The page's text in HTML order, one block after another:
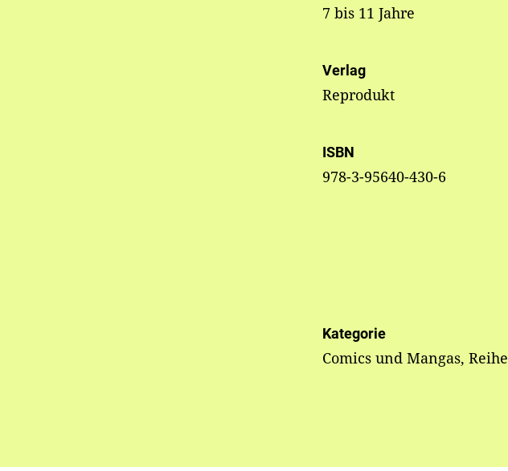
7 bis 11 Jahre
Verlag
Reprodukt
ISBN
978-3-95640-430-6
Kategorie
Comics und Mangas, Reihe